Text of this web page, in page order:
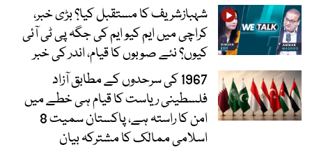
شہبازشریف کا مستقبل کیا؟ بڑی خبر،
کراچی میں ایم کیو ایم کی جگہ پی ٹی آئی
کیوں؟ نئے صوبوں کا قیام، اندر کی خبر
1967 کی سرحدوں کے مطابق آزاد
فلسطینی ریاست کا قیام ہی خطے میں
امن کا راستہ ہے، پاکستان سمیت 8
اسلامی ممالک کا مشترکہ بیان